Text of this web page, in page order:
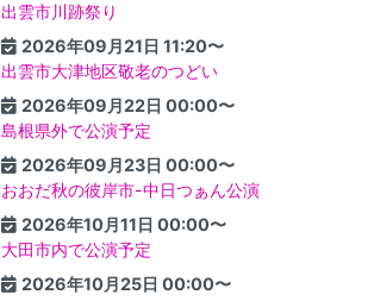
出雲市川跡祭り
2026年09月21日 11:20〜
出雲市大津地区敬老のつどい
2026年09月22日 00:00〜
島根県外で公演予定
2026年09月23日 00:00〜
おおだ秋の彼岸市-中日つぁん公演
2026年10月11日 00:00〜
大田市内で公演予定
2026年10月25日 00:00〜